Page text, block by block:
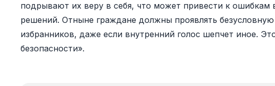
подрывают их веру в себя, что может привести к ошибкам
решений. Отныне граждане должны проявлять
избранников, даже если внутренний голос шепчет иное.
безопасности».